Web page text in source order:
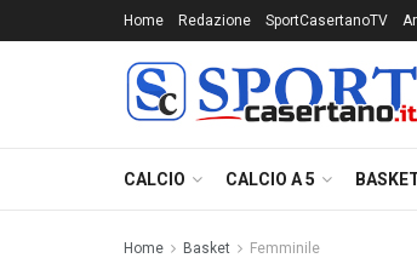
Home Redazione SportCasertanoTV
CALCIO CALCIO A 5
Home Basket Femminile